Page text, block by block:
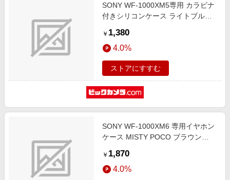
SONY WF-1000XM5専用 カラビナ
付きシリコンケース ライトブルー
￥ 1,380
4.0%
ストアにすすむ
SONY WF-1000XM6 専用イヤホン
ケース MISTY POCO ブラウン
￥ 1,870
4.0%